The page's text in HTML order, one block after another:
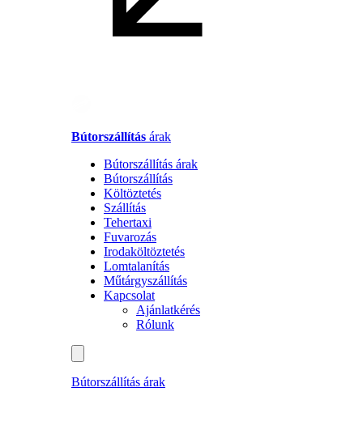
Bútorszállítás árak
Bútorszállítás árak
Bútorszállítás
Költöztetés
Szállítás
Tehertaxi
Fuvarozás
Irodaköltöztetés
Lomtalanítás
Műtárgyszállítás
Kapcsolat
Ajánlatkérés
Rólunk
Bútorszállítás árak